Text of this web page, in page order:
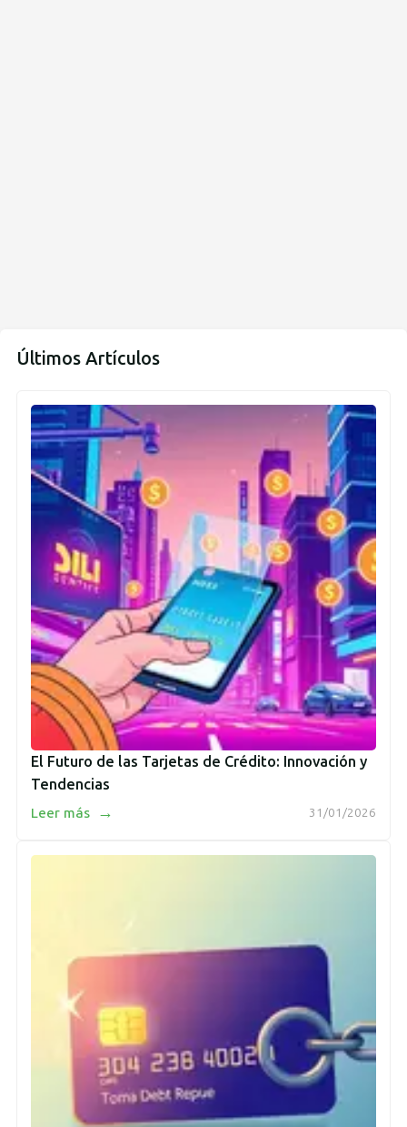
Últimos Artículos
El Futuro de las Tarjetas de Crédito: Innovación y
Tendencias
31/01/2026
Leer más →